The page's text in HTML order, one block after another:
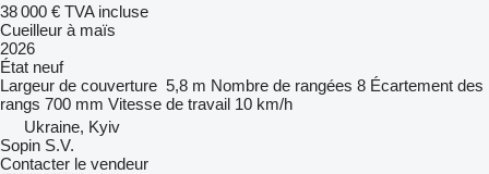
38 000 € TVA incluse
Cueilleur à maïs
2026
État neuf
Largeur de couverture 5,8 m Nombre de rangées 8 Écartement des
rangs 700 mm Vitesse de travail 10 km/h
Ukraine, Kyiv
Sopin S.V.
Contacter le vendeur